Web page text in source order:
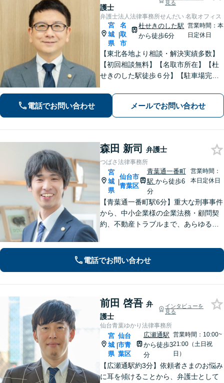
護士
見る
弁護士法人法律事務所せんだい 名取オフィス
宮
城
県
|
名
取
市
杜せきのした駅
から徒歩6分
営業時間：本
日定休日
【東北各地より相談・解決実績多数】
【初回相談無料】【名取市所在】【杜
せきのした駅徒歩６分】【駐車場完
日でも早く取り除き、穏やかな日常を
取り戻せるよう尽力いたします。【完
全個室・防音】【プライバシー配慮】
電話でお問い合わせ メールでお問い合わせ
森田 新司 弁護士
つばさ法律事務所
宮
城
県
|
仙台市
青葉区
青葉通一番町
駅 から徒歩6
分
営業時間：
本日定休日
【青葉通一番町駅6分】重大な刑事事件
から、中小企業様の企業法務・顧問契
約、不動産トラブルまで、あらゆる法
もございます。一人で抱え込まず、ま
電話でお問い合わせ
前田 啓吾 弁
護士
インタビューを
見る
仙台青葉ゆかり法律事務所
宮
城
県
|
仙台
市青
葉区
広瀬通駅
から徒歩3
分
営業時間：10:00~
21:00（土日祝
日）
【広瀬通駅約3分】依頼者さまのお悩み
に耳を傾けることから、弁護士として